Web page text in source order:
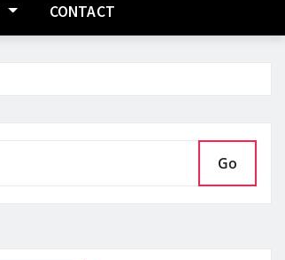
CONTACT
Go